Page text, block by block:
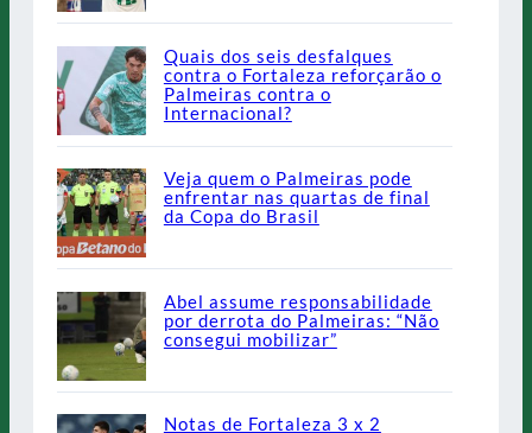
Quais dos seis desfalques
contra o Fortaleza reforçarão o
Palmeiras contra o
Internacional?
Veja quem o Palmeiras pode
enfrentar nas quartas de final
da Copa do Brasil
Abel assume responsabilidade
por derrota do Palmeiras: “Não
consegui mobilizar”
Notas de Fortaleza 3 x 2